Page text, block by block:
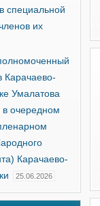
специальной
их
Карачаево-
Умалатова
в очередном
Карачаево-
25.06.2026